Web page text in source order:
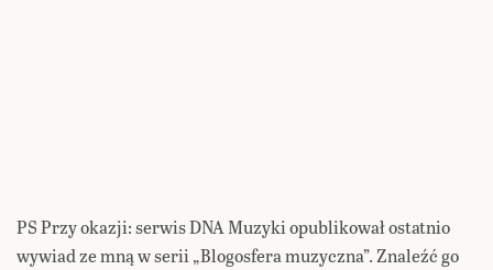
PS Przy okazji: serwis DNA Muzyki opublikował ostatnio
wywiad ze mną w serii „Blogosfera muzyczna”. Znaleźć go